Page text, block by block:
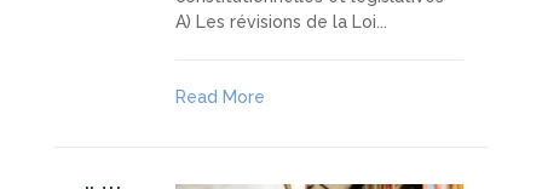
A) Les révisions de la Loi...
Read More